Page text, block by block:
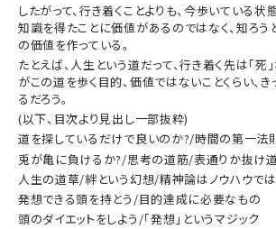
したがって、行き着くことよりも、今歩いている状
知識を得たことに価値があるのではなく、知ろう
の価値を作っている。
たとえば、人生という道だって、行き着く先は「死
がこの道を歩く目的、価値ではないことくらい、
るだろう。
(以下、目次より見出し一部抜粋)
道を探しているだけで良いのか?/時間の第一法
兎が亀に負けるか?/思考の道筋/表通りか抜け
人生の道草/絆という幻想/精神論はノウハウで
発想できる頭を持とう/目的達成に必要なもの
頭のダイエットをしよう/「発想」というマジック